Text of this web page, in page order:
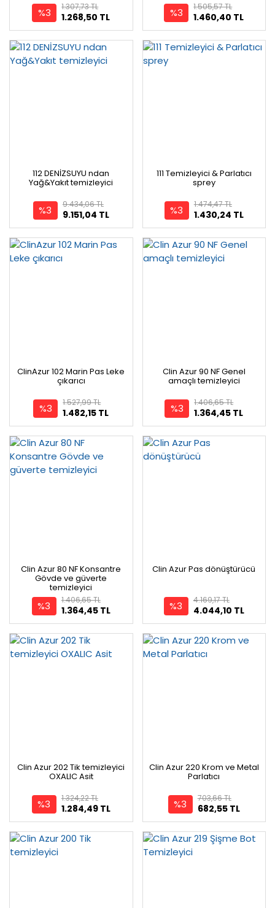
%3 1.268,50 TL
1.307,73 TL %3 1.460,40 TL
1.505,57 TL
112 DENİZSUYU ndan
Yağ&Yakıt temizleyici
%3 9.151,04 TL
9.434,06 TL
111 Temizleyici & Parlatıcı
sprey
%3 1.430,24 TL
1.474,47 TL
ClinAzur 102 Marin Pas Leke
çıkarıcı
%3 1.482,15 TL
1.527,99 TL
Clin Azur 90 NF Genel
amaçlı temizleyici
%3 1.364,45 TL
1.406,65 TL
Clin Azur 80 NF Konsantre
Gövde ve güverte
temizleyici
%3 1.364,45 TL
1.406,65 TL
Clin Azur Pas dönüştürücü
%3 4.044,10 TL
4.169,17 TL
Clin Azur 202 Tik temizleyici
OXALIC Asit
%3 1.284,49 TL
1.324,22 TL
Clin Azur 220 Krom ve Metal
Parlatıcı
%3 682,55 TL
703,66 TL